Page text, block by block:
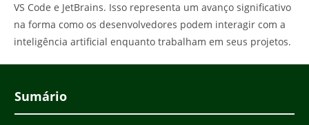
VS Code e JetBrains. Isso representa um avanço significativo
na forma como os desenvolvedores podem interagir com a
inteligência artificial enquanto trabalham em seus projetos.
Sumário